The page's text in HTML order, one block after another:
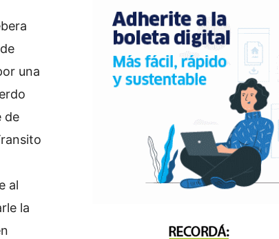
una
de
al
la